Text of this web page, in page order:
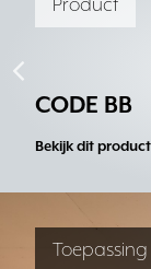
Product
CODE BB
Bekijk dit product
Toepassing